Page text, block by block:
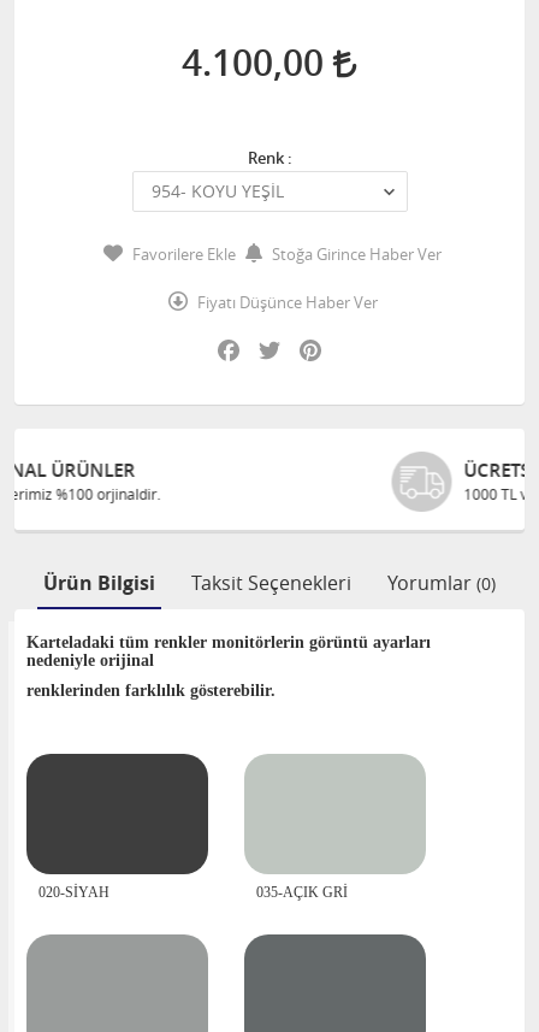
4.100,00
Renk :
Favorilere Ekle Stoğa Girince Haber Ver
Fiyatı Düşünce Haber Ver
Facebook
Twitter
1000 TL ve üzeri alışverişlerinizde
Ürün Bilgisi Taksit Seçenekleri Yorumlar (0)
Karteladaki tüm renkler monitörlerin görüntü ayarları
nedeniyle orijinal
renklerinden farklılık gösterebilir.
020-SİYAH 035-AÇIK GRİ